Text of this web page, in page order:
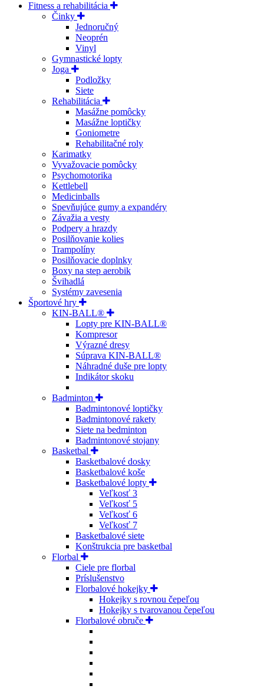
Fitness a rehabilitácia
Činky
Jednoručný
Neoprén
Vinyl
Gymnastické lopty
Joga
Podložky
Siete
Rehabilitácia
Masážne pomôcky
Masážne loptičky
Goniometre
Rehabilitačné roly
Karimatky
Vyvažovacie pomôcky
Psychomotorika
Kettlebell
Medicinballs
Spevňujúce gumy a expandéry
Závažia a vesty
Podpery a hrazdy
Posilňovanie kolies
Trampolíny
Posilňovacie doplnky
Boxy na step aerobik
Švihadlá
Systémy zavesenia
Športové hry
KIN-BALL®
Lopty pre KIN-BALL®
Kompresor
Výrazné dresy
Súprava KIN-BALL®
Náhradné duše pre lopty
Indikátor skoku
Badminton
Badmintonové loptičky
Badmintonové rakety
Siete na bedminton
Badmintonové stojany
Basketbal
Basketbalové dosky
Basketbalové koše
Basketbalové lopty
Veľkosť 3
Veľkosť 5
Veľkosť 6
Veľkosť 7
Basketbalové siete
Konštrukcia pre basketbal
Florbal
Ciele pre florbal
Príslušenstvo
Florbalové hokejky
Hokejky s rovnou čepeľou
Hokejky s tvarovanou čepeľou
Florbalové obruče